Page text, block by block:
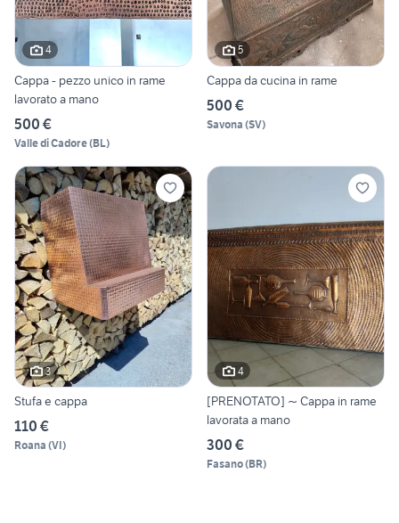
4
Cappa - pezzo unico in rame
lavorato a mano
500 €
Valle di Cadore(BL)
5
Cappa da cucina in rame
500 €
Savona (SV)
3
Stufa e cappa
110 €
Roana (VI)
4
[PRENOTATO] ~ Cappa in rame
lavorata a mano
300 €
Fasano(BR)